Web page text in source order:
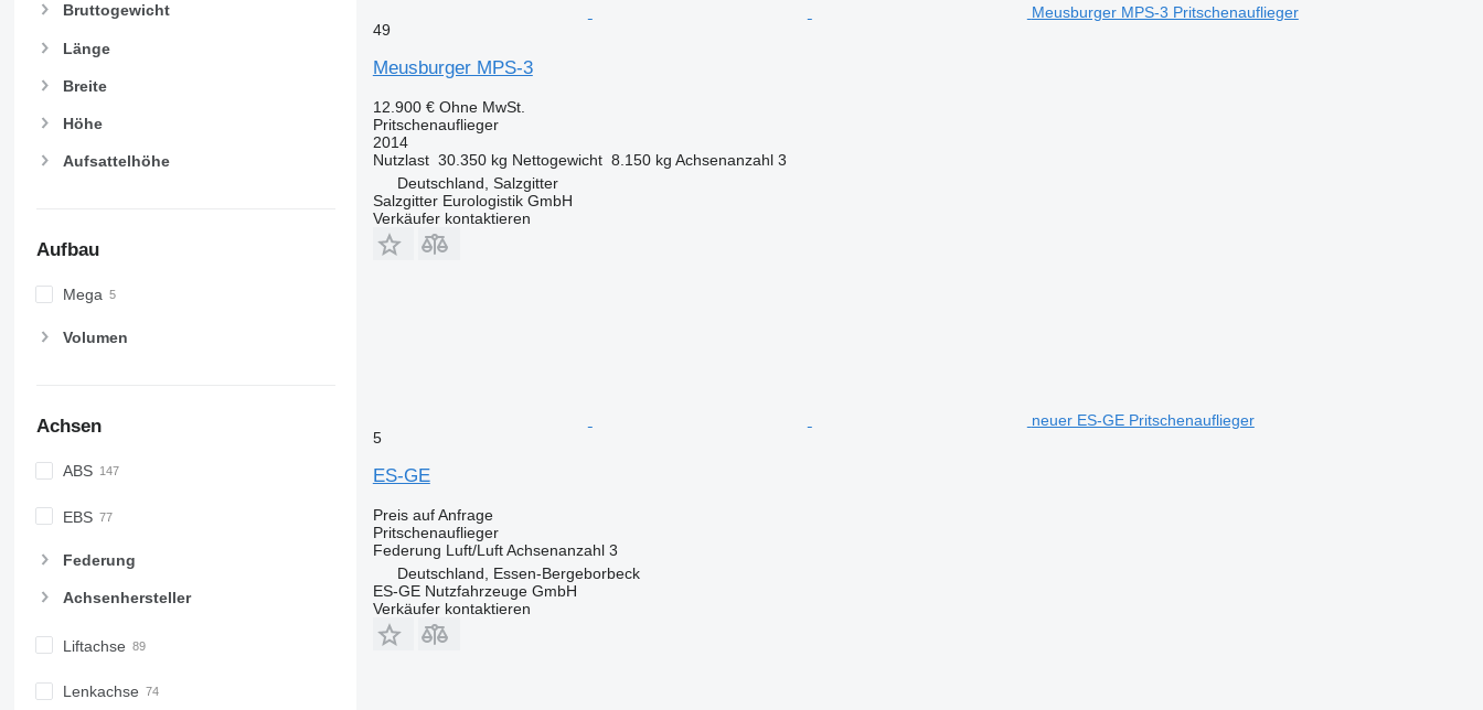
Bruttogewicht
Länge
Breite
Höhe
Aufsattelhöhe
Aufbau
Mega
Volumen
Achsen
ABS
EBS
Federung
Achsenhersteller
Liftachse
Lenkachse
Meusburger MPS-3 Pritschenauflieger
49
Meusburger MPS-3
12.900 € Ohne MwSt.
Pritschenauflieger
2014
Nutzlast 30.350 kg Nettogewicht 8.150 kg Achsenanzahl 3
Deutschland, Salzgitter
Salzgitter Eurologistik GmbH
Verkäufer kontaktieren
neuer ES-GE Pritschenauflieger
5
ES-GE
Preis auf Anfrage
Pritschenauflieger
Federung Luft/Luft Achsenanzahl 3
Deutschland, Essen-Bergeborbeck
ES-GE Nutzfahrzeuge GmbH
Verkäufer kontaktieren